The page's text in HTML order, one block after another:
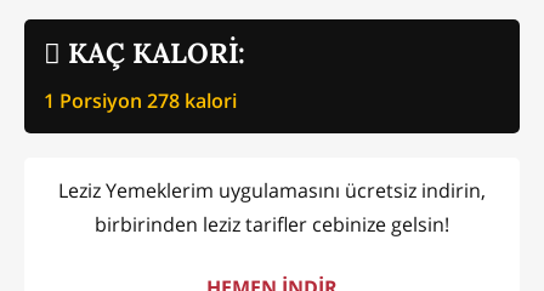
KAÇ KALORİ:
1 Porsiyon 278 kalori
Leziz Yemeklerim uygulamasını ücretsiz indirin,
birbirinden leziz tarifler cebinize gelsin!